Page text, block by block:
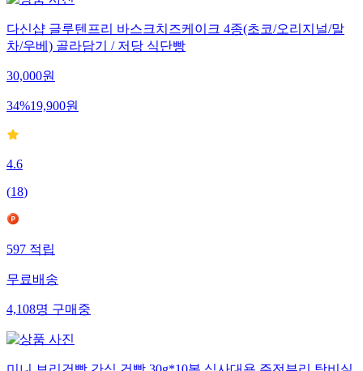
다신샵 글루텐프리 바스크치즈케이크 4종(초코/오리지널/말
차/우베) 골라담기 / 저당 식단빵
30,000원
34%19,900원
4.6
(18)
597적립
무료배송
4,108명구매중